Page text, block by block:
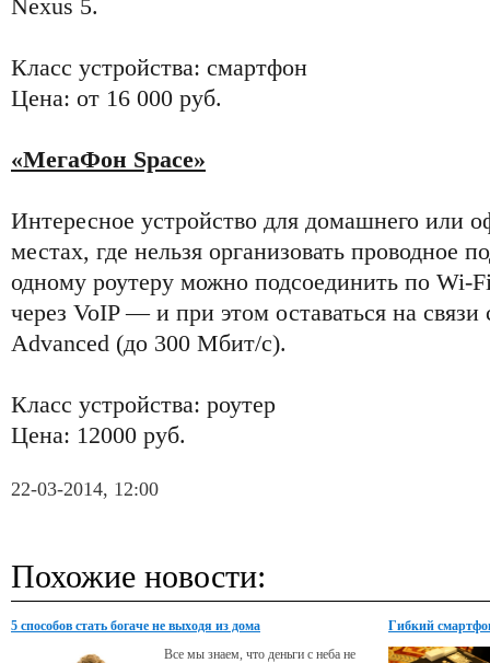
Nexus 5.
Класс устройства: смартфон
Цена: от 16 000 руб.
«МегаФон Space»
Интересное устройство для домашнего или
местах, где нельзя организовать проводное
одному роутеру можно подсоединить по Wi-
через VoIP — и при этом оставаться на
Advanced (до 300 Мбит/с).
Класс устройства: роутер
Цена: 12000 руб.
22-03-2014, 12:00
Похожие новости:
5 способов стать богаче не выходя из дома
Все мы знаем, что деньги с неба не
Гибкий